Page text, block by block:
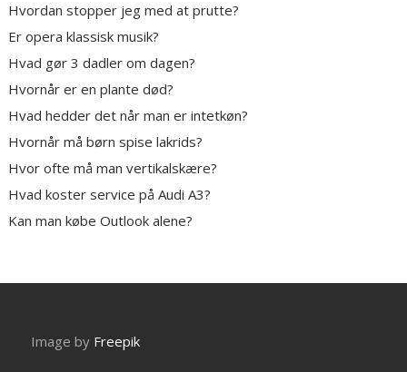
Hvordan stopper jeg med at prutte?
Er opera klassisk musik?
Hvad gør 3 dadler om dagen?
Hvornår er en plante død?
Hvad hedder det når man er intetkøn?
Hvornår må børn spise lakrids?
Hvor ofte må man vertikalskære?
Hvad koster service på Audi A3?
Kan man købe Outlook alene?
Image by Freepik